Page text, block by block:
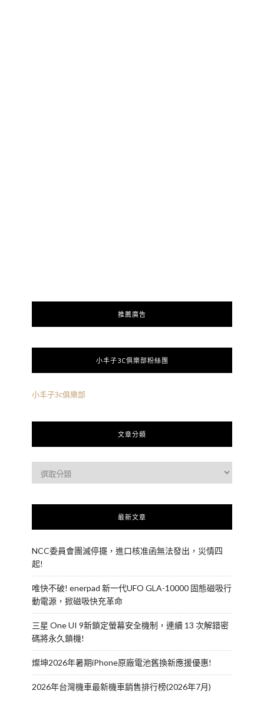
推薦廣告
小丰子3C俱樂部粉絲團
小丰子3c俱樂部
文章分類
最新文章
NCC委員會團滅停擺，進口核准函無法發出，災情四
起!
唯快不破! enerpad 新一代UFO GLA-10000 固態磁吸行
動電源，掀磁吸快充革命
三星 One UI 9新鎖定螢幕安全機制，連續 13 次解錯密
碼將永久鎖機!
燦坤2026年暑期iPhone原廠電池舊換新應援優惠!
2026年台灣機車最新機車銷售排行榜(2026年7月)